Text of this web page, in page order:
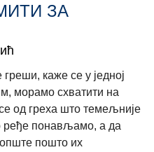
ЗА
каже се у једној
морамо схватити на
од греха што темељније
ређе понављамо, а да
пошто их